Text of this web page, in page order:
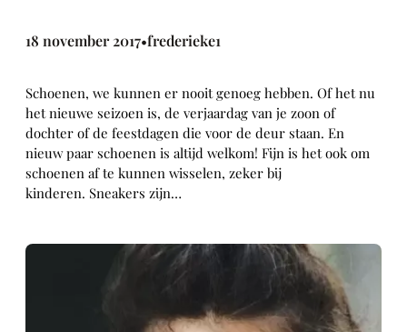
18 november 2017•frederieke1
Schoenen, we kunnen er nooit genoeg hebben. Of het nu
het nieuwe seizoen is, de verjaardag van je zoon of
dochter of de feestdagen die voor de deur staan. En
nieuw paar schoenen is altijd welkom! Fijn is het ook om
schoenen af te kunnen wisselen, zeker bij
kinderen. Sneakers zijn…